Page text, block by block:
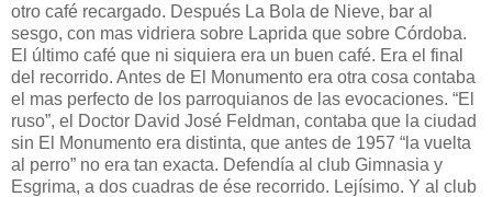
otro café recargado. Después La Bola de Nieve, bar al
sesgo, con mas vidriera sobre Laprida que sobre Córdoba.
El último café que ni siquiera era un buen café. Era el final
del recorrido. Antes de El Monumento era otra cosa contaba
el mas perfecto de los parroquianos de las evocaciones. “El
ruso”, el Doctor David José Feldman, contaba que la ciudad
sin El Monumento era distinta, que antes de 1957 “la vuelta
al perro” no era tan exacta. Defendía al club Gimnasia y
Esgrima, a dos cuadras de ése recorrido. Lejísimo. Y al club